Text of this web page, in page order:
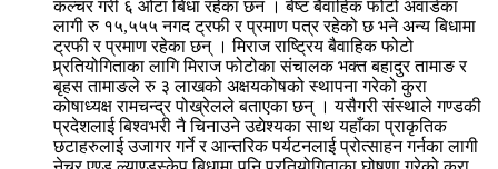
कल्चर गरी ६ ओटा बिधा रहेका छन । बेष्ट बैवाहिक फोटो अवार्डका
लागी रु १५,५५५ नगद ट्रफी र प्रमाण पत्र रहेको छ भने अन्य बिधामा
ट्रफी र प्रमाण रहेका छन् । मिराज राष्ट्रिय बैवाहिक फोटो
प्र्रतियोगिताका लागि मिराज फोटोका संचालक भक्त बहादुर तामाङ र
बृहस तामाङले रु ३ लाखको अक्षयकोषको स्थापना गरेको कुरा
कोषाध्यक्ष रामचन्द्र पोख्रेलले बताएका छन् । यसैगरी संस्थाले गण्डकी
प्रदेशलाई बिश्वभरी नै चिनाउने उद्येश्यका साथ यहाँका प्राकृतिक
छटाहरुलाई उजागर गर्ने र आन्तरिक पर्यटनलाई प्रोत्साहन गर्नका लागी